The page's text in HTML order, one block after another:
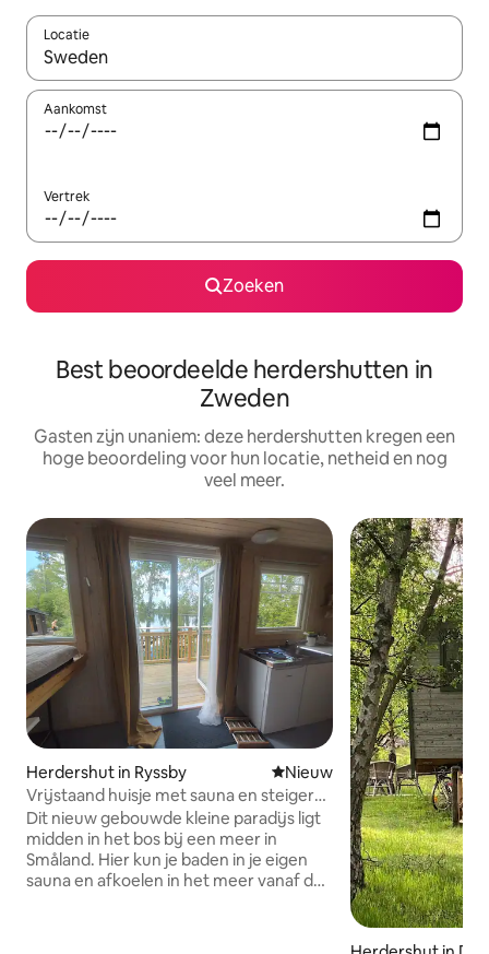
Locatie
Wanneer er suggesties beschikbaar zijn, maak je een keuze
Aankomst
Vertrek
Zoeken
Best beoordeelde herdershutten in
Zweden
Gasten zijn unaniem: deze herdershutten kregen een
hoge beoordeling voor hun locatie, netheid en nog
veel meer.
Herdershut in Ryssby Nieuwe accommodatie
Nieuw
Vrijstaand huisje met sauna en steiger
aan het meer
Dit nieuw gebouwde kleine paradijs ligt
midden in het bos bij een meer in
Småland. Hier kun je baden in je eigen
sauna en afkoelen in het meer vanaf de